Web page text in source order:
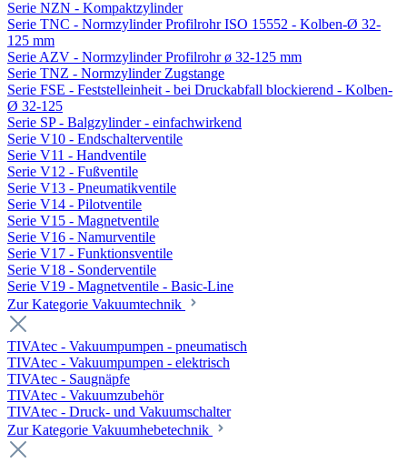
Serie NZN - Kompaktzylinder
Serie TNC - Normzylinder Profilrohr ISO 15552 - Kolben-Ø 32-
125 mm
Serie AZV - Normzylinder Profilrohr ø 32-125 mm
Serie TNZ - Normzylinder Zugstange
Serie FSE - Feststelleinheit - bei Druckabfall blockierend - Kolben-
Ø 32-125
Serie SP - Balgzylinder - einfachwirkend
Serie V10 - Endschalterventile
Serie V11 - Handventile
Serie V12 - Fußventile
Serie V13 - Pneumatikventile
Serie V14 - Pilotventile
Serie V15 - Magnetventile
Serie V16 - Namurventile
Serie V17 - Funktionsventile
Serie V18 - Sonderventile
Serie V19 - Magnetventile - Basic-Line
Zur Kategorie Vakuumtechnik
TIVAtec - Vakuumpumpen - pneumatisch
TIVAtec - Vakuumpumpen - elektrisch
TIVAtec - Saugnäpfe
TIVAtec - Vakuumzubehör
TIVAtec - Druck- und Vakuumschalter
Zur Kategorie Vakuumhebetechnik